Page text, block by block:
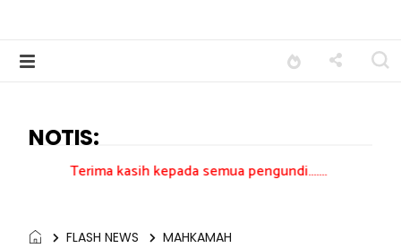
NOTIS:
kasih kepada semua pengundi.......
FLASH NEWS MAHKAMAH